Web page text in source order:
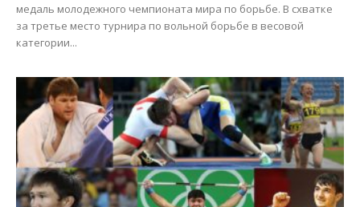
медаль молодежного чемпионата мира по борьбе. В схватке
за третье место турнира по вольной борьбе в весовой
категории...